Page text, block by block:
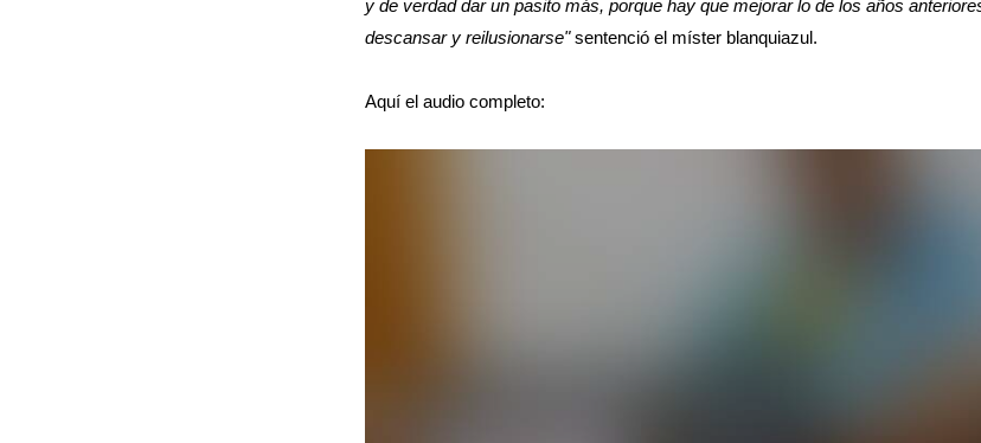
y de verdad dar un pasito más, porque hay que mejorar lo de los años
descansar y reilusionarse"sentenció el míster blanquiazul.
Aquí el audio completo: